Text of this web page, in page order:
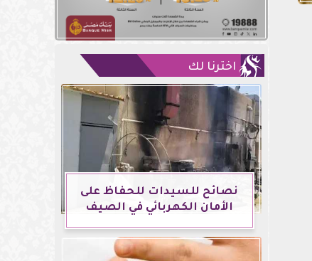
اخترنا لك
نصائح للسيدات للحفاظ على
الأمان الكهربائي في الصيف